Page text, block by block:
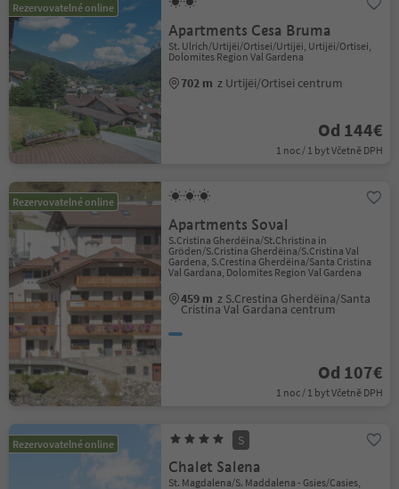
Rezervovatelné online
Apartments Cesa Bruma
St. Ulrich/Urtijëi/Ortisei/Urtijëi, Urtijëi/Ortisei,
Dolomites Region Val Gardena
702 m z Urtijëi/Ortisei centrum
Od 144€
1 noc / 1 byt Včetně DPH
Rezervovatelné online
Apartments Soval
S.Cristina Gherdëina/St.Christina in
Gröden/S.Cristina Gherdëina/S.Cristina Val
Gardena, S.Crestina Gherdëina/Santa Cristina
Val Gardana, Dolomites Region Val Gardena
459 m z S.Crestina Gherdëina/Santa
Cristina Val Gardana centrum
Od 107€
1 noc / 1 byt Včetně DPH
Rezervovatelné online S
Chalet Salena
St. Magdalena/S. Maddalena - Gsies/Casies,